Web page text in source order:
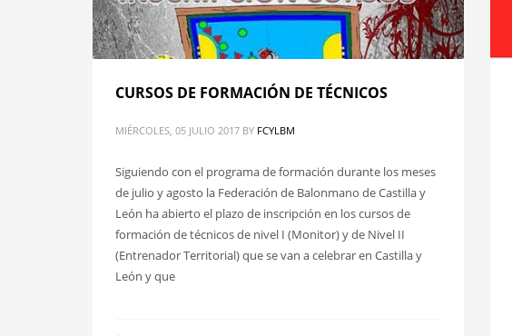
CURSOS DE FORMACIÓN DE TÉCNICOS
MIÉRCOLES, 05 JULIO 2017 BY FCYLBM
Siguiendo con el programa de formación durante los meses
de julio y agosto la Federación de Balonmano de Castilla y
León ha abierto el plazo de inscripción en los cursos de
formación de técnicos de nivel I (Monitor) y de Nivel II
(Entrenador Territorial) que se van a celebrar en Castilla y
León y que